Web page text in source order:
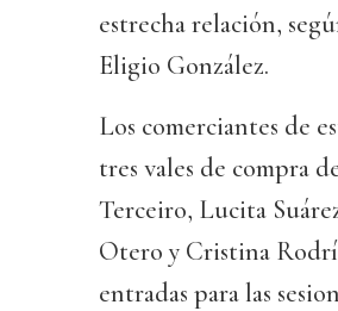
estrecha relación,
Eligio González.
Los comerciantes de
tres vales de compra
Terceiro, Lucita
Otero y Cristina
entradas para las